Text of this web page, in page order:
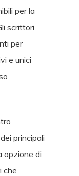
per la
scrittori
per
e unici
principali
opzione di
che